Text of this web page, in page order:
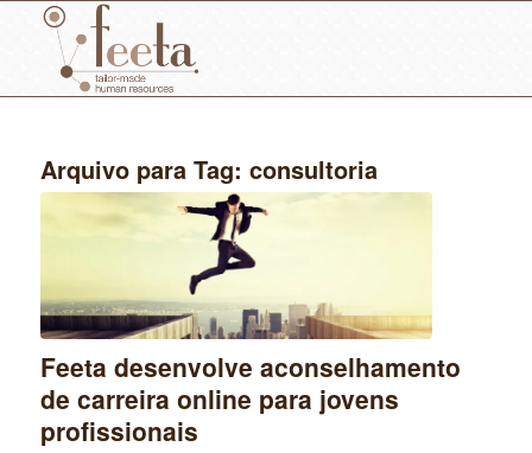
Arquivo para Tag: consultoria
Feeta desenvolve aconselhamento
de carreira online para jovens
profissionais